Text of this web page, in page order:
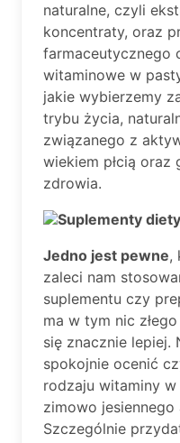
naturalne, czyli
koncentraty, oraz
farmaceutycznego
witaminowe w
jakie wybierzemy
trybu życia,
związanego z
wiekiem płcią oraz
zdrowia.
Suplementy
Jedno jest pewne,
zaleci nam
suplementu czy
ma w tym nic
się znacznie lepiej.
spokojnie ocenić
rodzaju witaminy
zimowo
Szczególnie